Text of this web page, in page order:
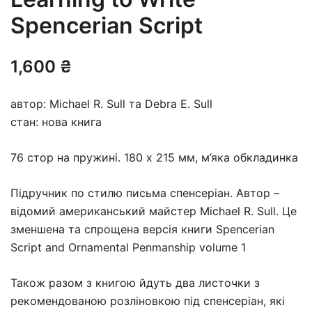
Spencerian Script
1,600 ₴
автор: Michael R. Sull та Debra E. Sull
стан: нова книга
76 стор на пружині. 180 х 215 мм, м’яка обкладинка
Підручник по стилю письма спенсеріан. Автор –
відомий американський майстер Michael R. Sull. Це
зменшена та спрощена версія книги Spencerian
Script and Ornamental Penmanship volume 1
Також разом з книгою йдуть два листочки з
рекомендованою розліновкою під спенсеріан, які